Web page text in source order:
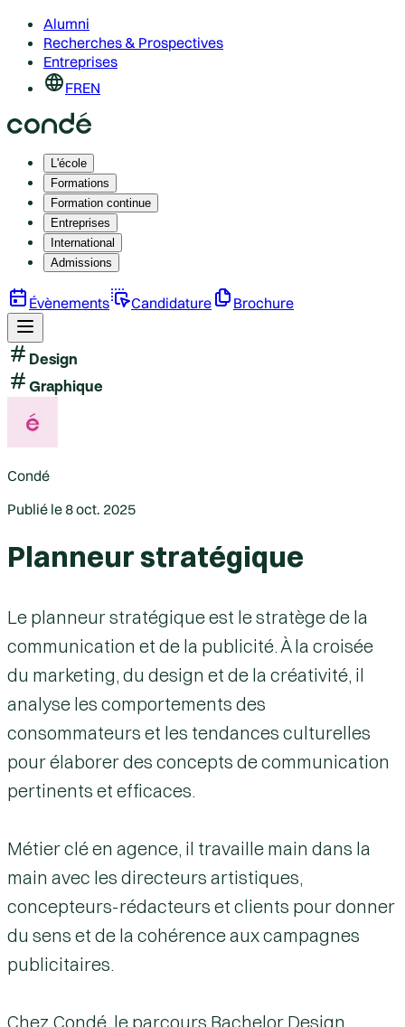
Alumni
Recherches & Prospectives
Entreprises
FREN
L'école
Formations
Formation continue
Entreprises
International
Admissions
Évènements Candidature Brochure
Design
Graphique
Condé
Publié le 8 oct. 2025
Planneur stratégique
Le planneur stratégiqueest le stratège de la
communication et de la publicité. À la croisée
du marketing, du design et de la créativité, il
analyse les comportements des
consommateurs et les tendances culturelles
pour élaborer des concepts de communication
pertinents et efficaces.
Métier clé en agence, il travaille main dans la
main avec les directeurs artistiques,
concepteurs-rédacteurs et clients pour donner
du sens et de la cohérence aux campagnes
publicitaires.
Chez Condé, le parcours Bachelor Design